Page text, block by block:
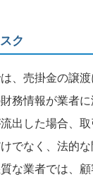
ク
、売掛金の譲
務情報が業者に
出した場合、
でなく、法的
な業者では、